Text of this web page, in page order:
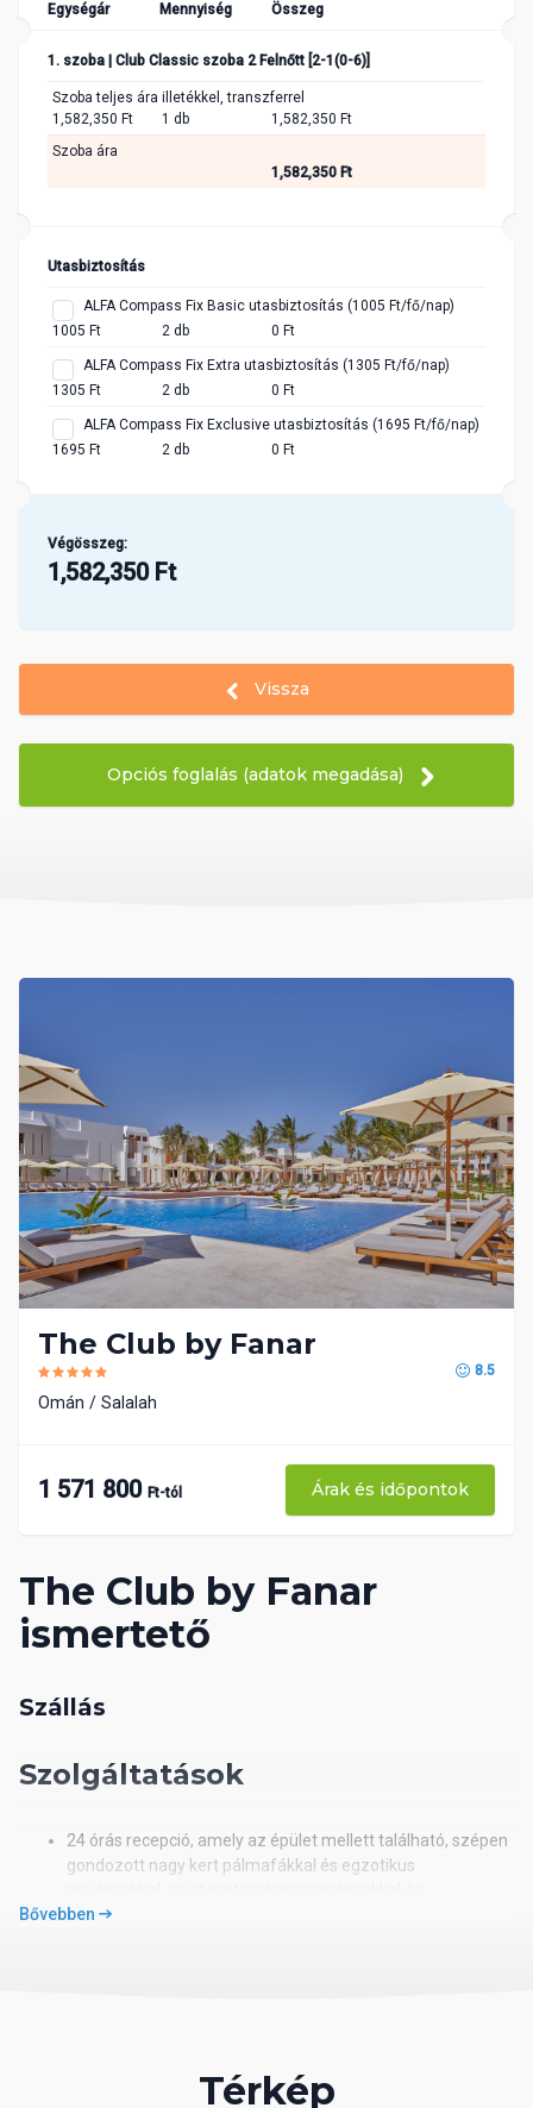
Egységár
Mennyiség Összeg
1. szoba | Club Classic szoba 2 Felnőtt [2-1(0-6)]
Szoba teljes ára illetékkel, transzferrel
1,582,350 Ft
1 db
1,582,350 Ft
Szoba ára
1,582,350 Ft
Utasbiztosítás
ALFA Compass Fix Basic utasbiztosítás (1005 Ft/fő/nap)
1005 Ft
2 db 0 Ft
ALFA Compass Fix Extra utasbiztosítás (1305 Ft/fő/nap)
1305 Ft
2 db 0 Ft
ALFA Compass Fix Exclusive utasbiztosítás (1695 Ft/fő/nap)
1695 Ft
2 db 0 Ft
Végösszeg:
1,582,350 Ft
Vissza
Opciós foglalás (adatok megadása)
The Club by Fanar
ismertető
Szállás
Szolgáltatások
24 órás recepció, amely az épület mellett található, szépen
gondozott nagy kert pálmafákkal és egzotikus
napernyőkkel, Waves étterem, bár, napozó terasz, nagy
Rotana Resort valamennyi szolgáltatásait használhatják
Bővebben
The Club by Fanar
8.5
Omán Salalah
1 571 800 Ft-tól Árak és időpontok
Térkép